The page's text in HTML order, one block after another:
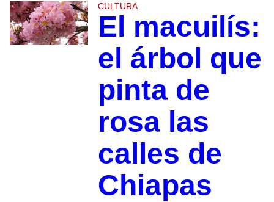
CULTURA
El macuilís:
el árbol que
pinta de
rosa las
calles de
Chiapas